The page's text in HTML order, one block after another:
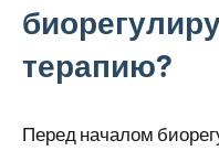
терапию?
Перед началом